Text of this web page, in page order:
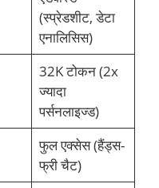
(स्प्रेडशीट, डेटा
एनालिसिस)
32K टोकन (2x
ज्यादा
पर्सनलाइज्ड)
फुल एक्सेस (हैंड्स-
फ्री चैट)